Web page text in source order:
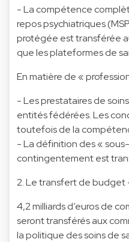
- La compétence
repos psychiatriques
protégée est transférée
que les plateformes de
En matière de «
- Les prestataires de
entités fédérées. Les
toutefois de la
- La définition des «
contingentement est
2. Le transfert de budget
4,2 milliards d’euros de
seront transférés aux
la politique des soins de